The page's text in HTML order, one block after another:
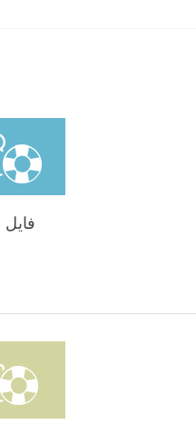
ScanPST نتواند به تعمیر PST فایل